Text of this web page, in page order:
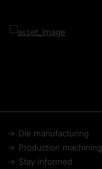
Die manufacturing
Production machining
Stay informed